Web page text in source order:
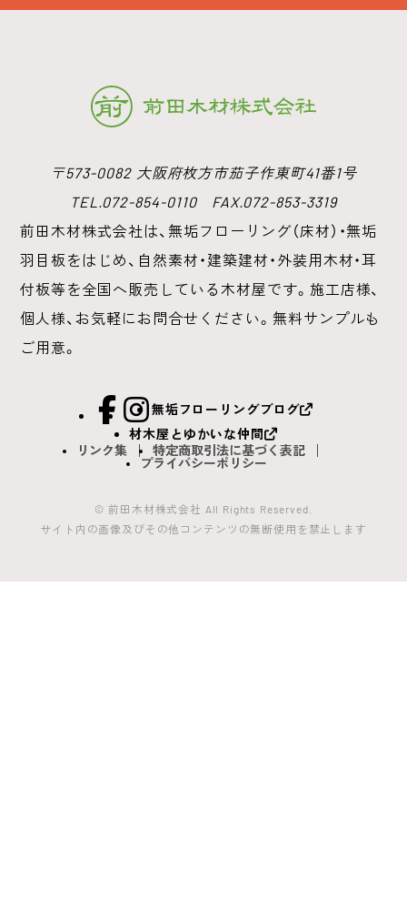
〒573-0082 大阪府枚方市茄子作東町41番1号
TEL.072-854-0110 FAX.072-853-3319
前田木材株式会社は、無垢フローリング（床材）・無垢
羽目板をはじめ、 自然素材・建築建材・外装用木材・耳
付板等を全国へ販売している木材屋です。 施工店様、
個人様、お気軽にお問合せください。無料サンプルも
ご用意。
facebook
Instagram
無垢フローリングブログ
材木屋とゆかいな仲間
リンク集
特定商取引法に基づく表記
プライバシーポリシー
© 前田木材株式会社 All Rights Reserved.
サイト内の画像及びその他コンテンツの無断使用を禁止します